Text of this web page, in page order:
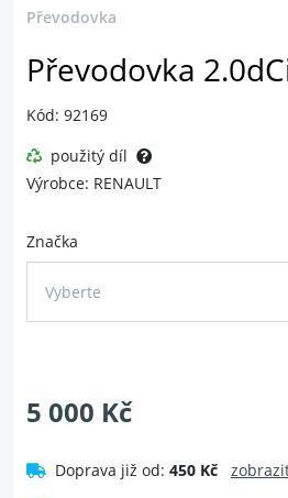
Převodovka
Převodovka
Kód: 92169
použitý díl
Výrobce: RENAULT
Značka
Vyberte
5 000 Kč
Doprava již od: 450 Kč